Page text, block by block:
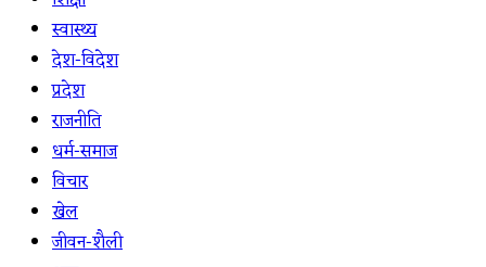
स्वास्थ्य
देश-विदेश
प्रदेश
राजनीति
धर्म-समाज
विचार
खेल
जीवन-शैली